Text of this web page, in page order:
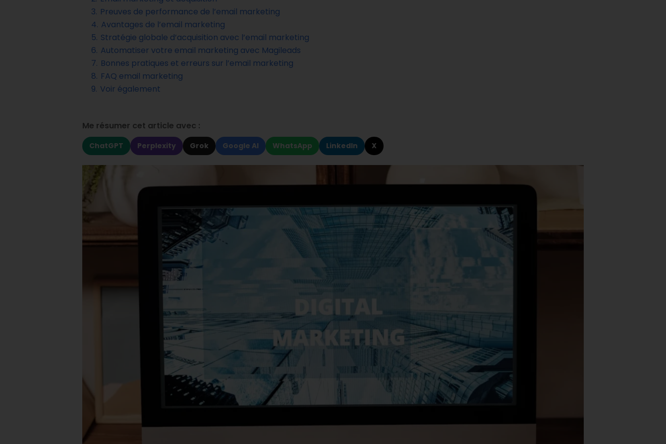
3. Preuves de performance de l’email marketing
4. Avantages de l’email marketing
5. Stratégie globale d’acquisition avec l’email marketing
6. Automatiser votre email marketing avec Magileads
7. Bonnes pratiques et erreurs sur l’email marketing
8. FAQ email marketing
9. Voir également
Me résumer cet article avec :
ChatGPT Perplexity Grok Google AI WhatsApp LinkedIn X